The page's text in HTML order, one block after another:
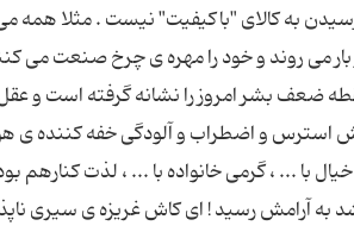
به كالای "باكیفیت" نیست . مثلا همه
بار می روند و خود را مهره ی چرخ صنعت می
ضعف بشر امروز را نشانه گرفته است و
و اضطراب و آلودگی خفه كننده ی
با ... ، گرمی خانواده با ... ، لذت
به آرامش رسید ! ای كاش غریزه ی سیری